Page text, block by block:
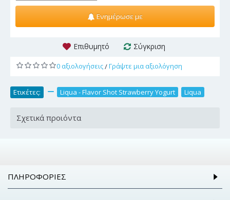
Ενημέρωσε με
Επιθυμητό Σύγκριση
0 αξιολογήσεις/Γράψτε μια αξιολόγηση
Ετικέτες: Liqua - Flavor Shot Strawberry Yogurt Liqua
Σχετικά προιόντα
ΠΛΗΡΟΦΟΡΊΕΣ